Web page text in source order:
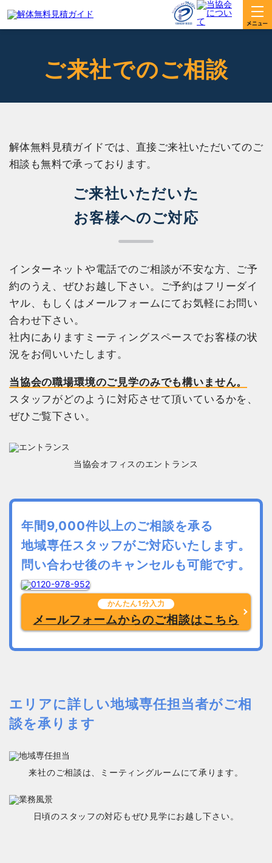
ご来社でのご相談
解体無料見積ガイドでは、直接ご来社いただいてのご
相談も無料で承っております。
ご来社いただいた
お客様へのご対応
インターネットや電話でのご相談が不安な方、ご予
約のうえ、ぜひお越し下さい。ご予約はフリーダイ
ヤル、もしくはメールフォームにてお気軽にお問い
合わせ下さい。
社内にありますミーティングスペースでお客様の状
況をお伺いいたします。
当協会の職場環境のご見学のみでも構いません。
スタッフがどのように対応させて頂いているかを、
ぜひご覧下さい。
当協会オフィスのエントランス
年間9,000件以上のご相談を承る
地域専任スタッフがご対応いたします。
問い合わせ後のキャンセルも可能です。
かんたん1分入力
メールフォームからのご相談はこちら
エリアに詳しい地域専任担当者がご相
談を承ります
来社のご相談は、ミーティングルームにて承ります。
日頃のスタッフの対応もぜひ見学にお越し下さい。